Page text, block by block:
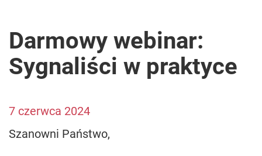
Darmowy webinar:
Sygnaliści w praktyce
7 czerwca 2024
Szanowni Państwo,